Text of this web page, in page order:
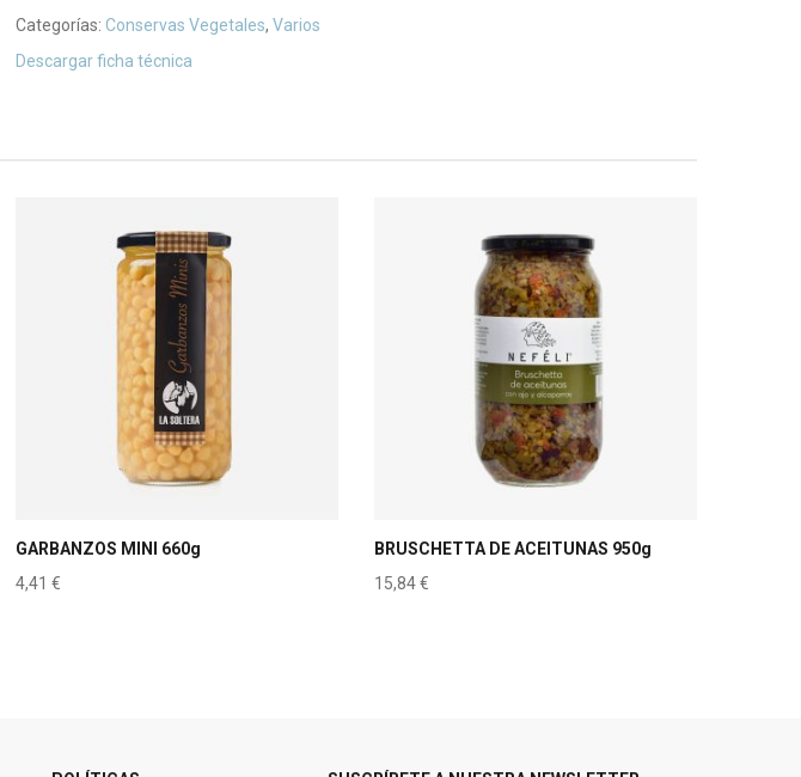
Categorías: Conservas Vegetales, Varios
Descargar ficha técnica
GARBANZOS MINI 660g
4,41 €
BRUSCHETTA DE ACEITUNAS 950g
15,84€